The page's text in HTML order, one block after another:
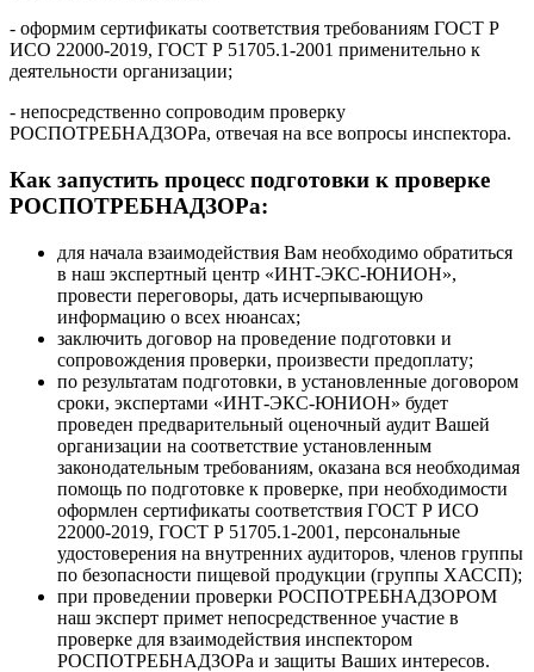
- оформим сертификаты соответствия требованиям ГОСТ Р
ИСО 22000-2019, ГОСТ Р 51705.1-2001 применительно к
деятельности организации;
- непосредственно сопроводим проверку
РОСПОТРЕБНАДЗОРа, отвечая на все вопросы инспектора.
Как запустить процесс подготовки к проверке
РОСПОТРЕБНАДЗОРа:
для начала взаимодействия Вам необходимо обратиться
в наш экспертный центр «ИНТ-ЭКС-ЮНИОН»,
провести переговоры, дать исчерпывающую
информацию о всех нюансах;
заключить договор на проведение подготовки и
сопровождения проверки, произвести предоплату;
по результатам подготовки, в установленные договором
сроки, экспертами «ИНТ-ЭКС-ЮНИОН» будет
проведен предварительный оценочный аудит Вашей
организации на соответствие установленным
законодательным требованиям, оказана вся необходимая
помощь по подготовке к проверке, при необходимости
оформлен сертификаты соответствия ГОСТ Р ИСО
22000-2019, ГОСТ Р 51705.1-2001, персональные
удостоверения на внутренних аудиторов, членов группы
по безопасности пищевой продукции (группы ХАССП);
при проведении проверки РОСПОТРЕБНАДЗОРОМ
наш эксперт примет непосредственное участие в
проверке для взаимодействия инспектором
РОСПОТРЕБНАДЗОРа и защиты Ваших интересов.